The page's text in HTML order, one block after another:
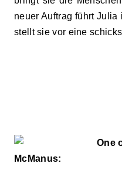
neuer Auftrag führt
stellt sie vor eine
One
McManus: